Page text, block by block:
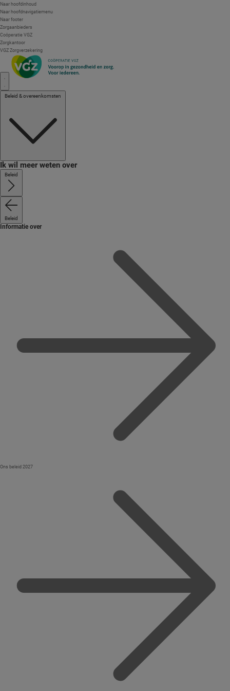
Skiplinks
navigatie
Naar hoofdinhoud
Naar hoofdnavigatiemenu
Naar footer
Zorgaanbieders
Coöperatie VGZ
Zorgkantoor
VGZ Zorgverzekering
Beleid & overeenkomsten
Ik wil meer weten over
Beleid
Beleid
Informatie over
Ons beleid 2027